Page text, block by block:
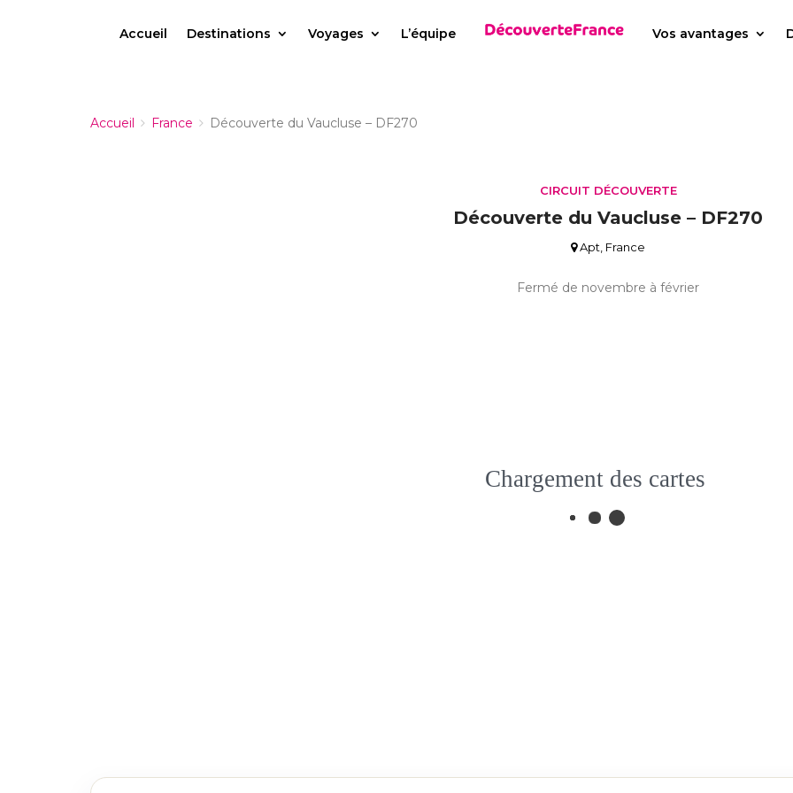
Accueil Destinations Voyages L’équipe Vos avantages
Accueil France Découverte du Vaucluse – DF270
CIRCUIT DÉCOUVERTE
Découverte du Vaucluse – DF270
Apt, France
Fermé de novembre à février
Chargement des cartes